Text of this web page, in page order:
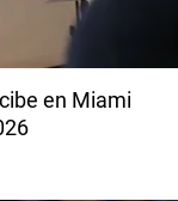
en Miami